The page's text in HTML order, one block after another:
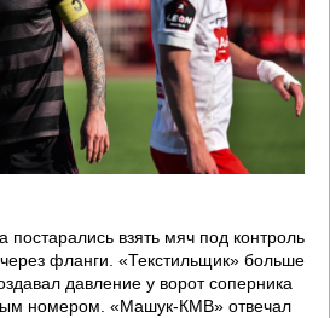
постарались взять мяч под контроль
фланги. «Текстильщик» больше
давление у ворот соперника
номером. «Машук-КМВ» отвечал